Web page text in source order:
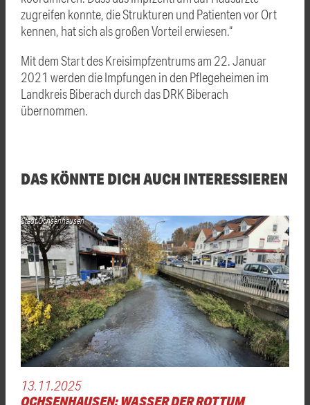
zugreifen konnte, die Strukturen und Patienten vor Ort
kennen, hat sich als großen Vorteil erwiesen.“
Mit dem Start des Kreisimpfzentrums am 22. Januar
2021 werden die Impfungen in den Pflegeheimen im
Landkreis Biberach durch das DRK Biberach
übernommen.
DAS KÖNNTE DICH AUCH INTERESSIEREN
Stadt Ochsenhausen
13.11.2025
OCHSENHAUSEN: WASSER DER ROTTUM